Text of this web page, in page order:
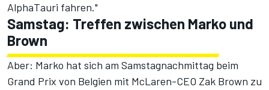
AlphaTauri fahren."
Samstag: Treffen zwischen Marko und
Brown
Aber: Marko hat sich am Samstagnachmittag beim
Grand Prix von Belgien mit McLaren-CEO Zak Brown zu